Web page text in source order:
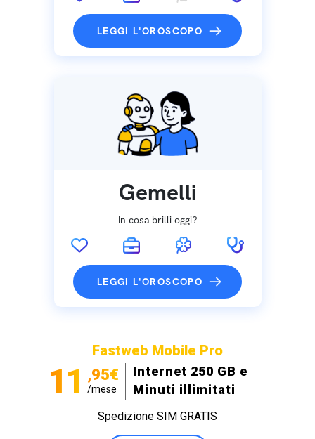
LEGGI L'OROSCOPO
Gemelli
In cosa brilli oggi?
LEGGI L'OROSCOPO
Fastweb Mobile Pro
11 ,95€
/mese
Internet 250 GB e
Minuti illimitati
Spedizione SIM GRATIS